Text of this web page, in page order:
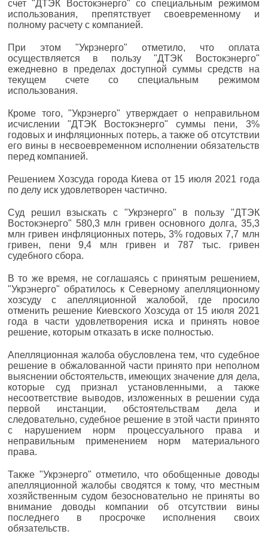
счет "ДТЭК Востокэнерго" со специальным режимом
использования, препятствует своевременному и
полному расчету с компанией.
При этом "Укрэнерго" отметило, что оплата
осуществляется в пользу "ДТЭК Востокэнерго"
ежедневно в пределах доступной суммы средств на
текущем счете со специальным режимом
использования.
Кроме того, "Укрэнерго" утверждает о неправильном
исчислении "ДТЭК Востокэнерго" суммы пени, 3%
годовых и инфляционных потерь, а также об отсутствии
его вины в несвоевременном исполнении обязательств
перед компанией.
Решением Хозсуда города Киева от 15 июля 2021 года
по делу иск удовлетворен частично.
Суд решил взыскать с "Укрэнерго" в пользу "ДТЭК
Востокэнерго" 580,3 млн гривен основного долга, 35,3
млн гривен инфляционных потерь, 3% годовых 7,7 млн
гривен, пени 9,4 млн гривен и 787 тыс. гривен
судебного сбора.
В то же время, не соглашаясь с принятым решением,
"Укрэнерго" обратилось к Северному апелляционному
хозсуду с апелляционной жалобой, где просило
отменить решение Киевского Хозсуда от 15 июля 2021
года в части удовлетворения иска и принять новое
решение, которым отказать в иске полностью.
Апелляционная жалоба обусловлена тем, что судебное
решение в обжалованной части принято при неполном
выяснении обстоятельств, имеющих значение для дела,
которые суд признал установленными, а также
несоответствие выводов, изложенных в решении суда
первой инстанции, обстоятельствам дела и
следовательно, судебное решение в этой части принято
с нарушением норм процессуального права и
неправильным применением норм материального
права.
Также "Укрэнерго" отметило, что обобщенные доводы
апелляционной жалобы сводятся к тому, что местным
хозяйственным судом безосновательно не приняты во
внимание доводы компании об отсутствии вины
последнего в просрочке исполнения своих
обязательств.